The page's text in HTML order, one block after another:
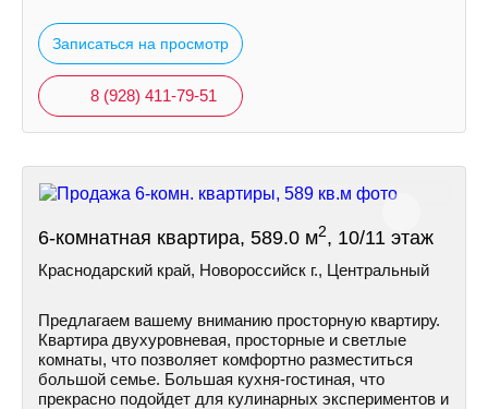
Записаться на просмотр
8 (928) 411-79-51
6-комнатная квартира, 589.0 м2, 10/11 этаж
Краснодарский край, Новороссийск г., Центральный
Предлагаем вашему вниманию просторную квартиру.
Квартира двухуровневая, просторные и светлые
комнаты, что позволяет комфортно разместиться
большой семье. Большая кухня-гостиная, что
прекрасно подойдет для кулинарных экспериментов и